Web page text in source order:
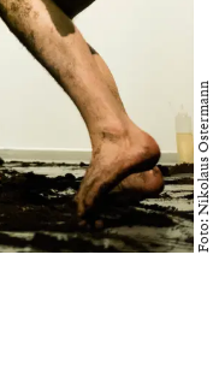
Foto: Nikolaus Ostermann